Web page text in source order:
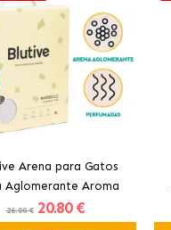
Arena para Gatos
Aglomerante Aroma
Marsella
26.00 € 20.80 €